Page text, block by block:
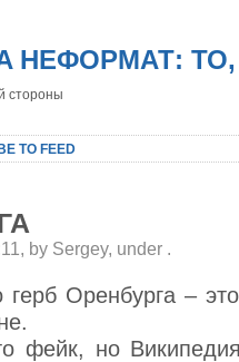
НЕФОРМАТ:
стороны
TO FEED
by Sergey, under .
герб Оренбурга –
фейк, но